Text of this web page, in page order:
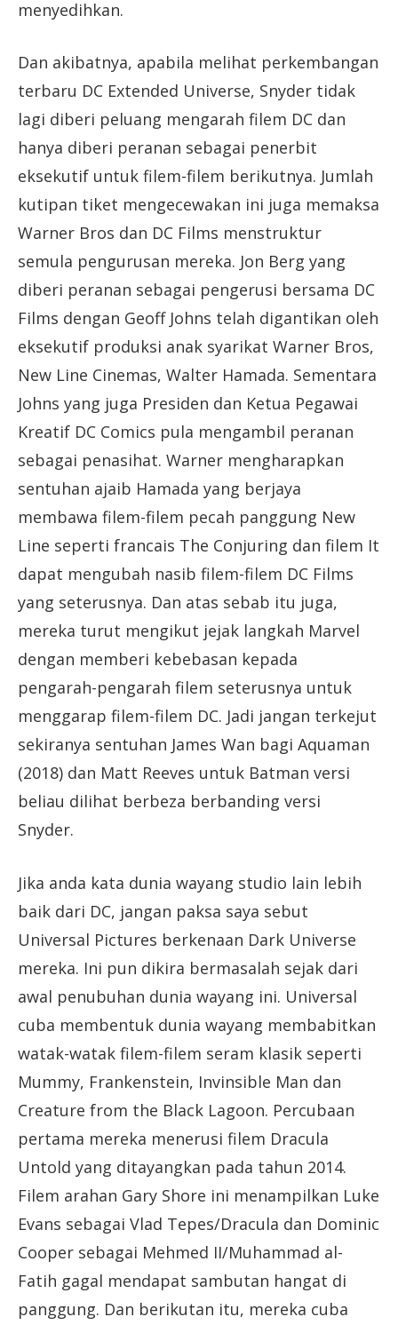
menyedihkan.
Dan akibatnya, apabila melihat perkembangan
terbaru DC Extended Universe, Snyder tidak
lagi diberi peluang mengarah filem DC dan
hanya diberi peranan sebagai penerbit
eksekutif untuk filem-filem berikutnya. Jumlah
kutipan tiket mengecewakan ini juga memaksa
Warner Bros dan DC Films menstruktur
semula pengurusan mereka. Jon Berg yang
diberi peranan sebagai pengerusi bersama DC
Films dengan Geoff Johns telah digantikan oleh
eksekutif produksi anak syarikat Warner Bros,
New Line Cinemas, Walter Hamada. Sementara
Johns yang juga Presiden dan Ketua Pegawai
Kreatif DC Comics pula mengambil peranan
sebagai penasihat. Warner mengharapkan
sentuhan ajaib Hamada yang berjaya
membawa filem-filem pecah panggung New
Line seperti francais The Conjuring dan filem It
dapat mengubah nasib filem-filem DC Films
yang seterusnya. Dan atas sebab itu juga,
mereka turut mengikut jejak langkah Marvel
dengan memberi kebebasan kepada
pengarah-pengarah filem seterusnya untuk
menggarap filem-filem DC. Jadi jangan terkejut
sekiranya sentuhan James Wan bagi Aquaman
(2018) dan Matt Reeves untuk Batman versi
beliau dilihat berbeza berbanding versi
Snyder.
Jika anda kata dunia wayang studio lain lebih
baik dari DC, jangan paksa saya sebut
Universal Pictures berkenaan Dark Universe
mereka. Ini pun dikira bermasalah sejak dari
awal penubuhan dunia wayang ini. Universal
cuba membentuk dunia wayang membabitkan
watak-watak filem-filem seram klasik seperti
Mummy, Frankenstein, Invinsible Man dan
Creature from the Black Lagoon. Percubaan
pertama mereka menerusi filem Dracula
Untold yang ditayangkan pada tahun 2014.
Filem arahan Gary Shore ini menampilkan Luke
Evans sebagai Vlad Tepes/Dracula dan Dominic
Cooper sebagai Mehmed II/Muhammad al-
Fatih gagal mendapat sambutan hangat di
panggung. Dan berikutan itu, mereka cuba